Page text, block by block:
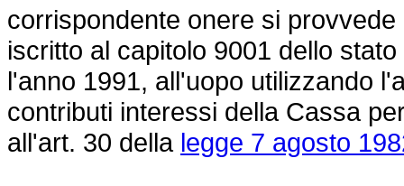
corrispondente onere si
iscritto al capitolo 9001 dello
l'anno 1991, all'uopo utilizzando
contributi interessi della Cassa
all'art. 30 della legge 7 agosto